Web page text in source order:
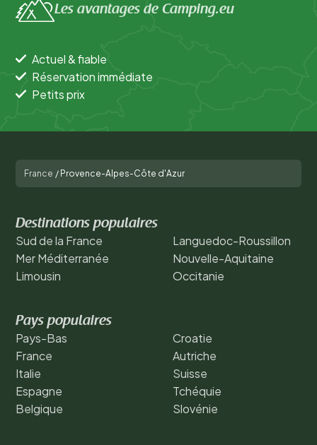
Les avantages de Camping.eu
Actuel & fiable
Réservation immédiate
Petits prix
France / Provence-Alpes-Côte d'Azur
Destinations populaires
Sud de la France
Mer Méditerranée
Limousin
Languedoc-Roussillon
Nouvelle-Aquitaine
Occitanie
Pays populaires
Pays-Bas
France
Italie
Espagne
Belgique
Croatie
Autriche
Suisse
Tchéquie
Slovénie